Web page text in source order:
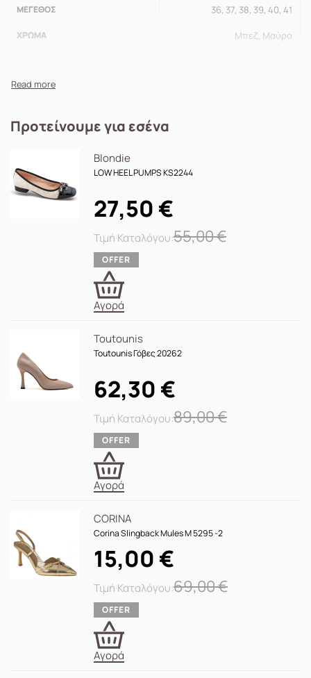
ΜΈΓΕΘΟΣ 36, 37, 38, 39, 40, 41
ΧΡΏΜΑ Μπεζ, Μαύρο
Προτείνουμε για εσένα
Blondie
LOW HEEL PUMPS KS2244
55,00€
27,50 €
Αγορά
Toutounis
Toutounis Γόβες 20262
89,00€
62,30 €
Αγορά
CORINA
Corina Slingback Mules M 5295 -2
69,00€
15,00 €
Αγορά